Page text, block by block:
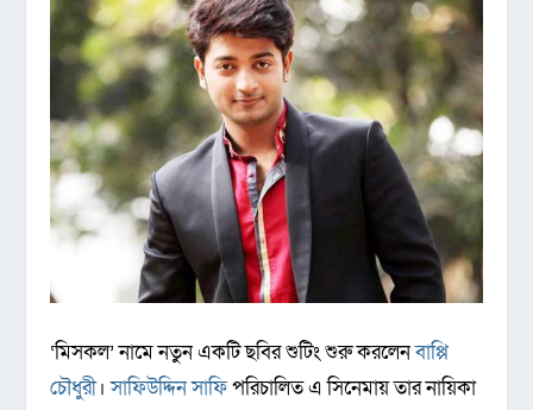
‘মিসকল’ নামে নতুন একটি ছবির শুটিং শুরু করলেনবাপ্পি
চৌধুরী।সাফিউদ্দিন সাফিপরিচালিত এ সিনেমায় তার নায়িকা